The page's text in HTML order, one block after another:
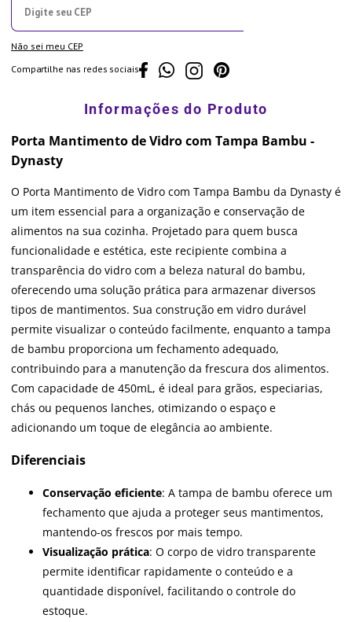
Não sei meu CEP
Compartilhe nas redes sociais
Porta Mantimento de Vidro com Tampa Bambu -
Dynasty
O Porta Mantimento de Vidro com Tampa Bambu da Dynasty é
um item essencial para a organização e conservação de
alimentos na sua cozinha. Projetado para quem busca
funcionalidade e estética, este recipiente combina a
transparência do vidro com a beleza natural do bambu,
oferecendo uma solução prática para armazenar diversos
tipos de mantimentos. Sua construção em vidro durável
permite visualizar o conteúdo facilmente, enquanto a tampa
de bambu proporciona um fechamento adequado,
contribuindo para a manutenção da frescura dos alimentos.
Com capacidade de 450mL, é ideal para grãos, especiarias,
chás ou pequenos lanches, otimizando o espaço e
adicionando um toque de elegância ao ambiente.
Diferenciais
Conservação eficiente: A tampa de bambu oferece um
fechamento que ajuda a proteger seus mantimentos,
mantendo-os frescos por mais tempo.
Visualização prática: O corpo de vidro transparente
permite identificar rapidamente o conteúdo e a
quantidade disponível, facilitando o controle do
estoque.